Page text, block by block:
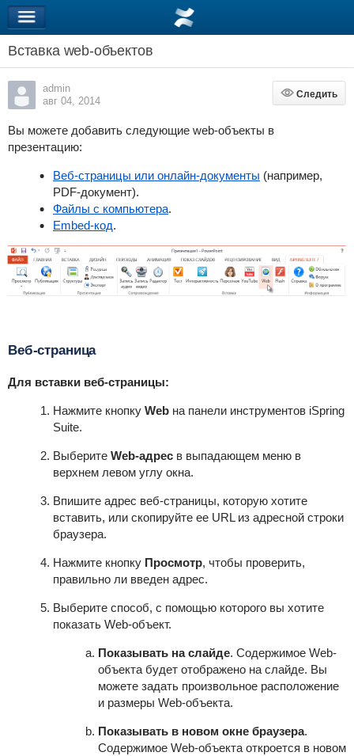
Вставка web-объектов
admin
авг 04, 2014
Следить
Следить
Вы можете добавить следующие web-объекты в
презентацию:
Веб-страницы или онлайн-документы (например,
PDF-документ).
Файлы с компьютера.
Embed-код.
Веб-страница
Для вставки веб-страницы:
Нажмите кнопку Webна панели инструментов iSpring
Suite.
Выберите Web-адресв выпадающем меню в
верхнем левом углу окна.
Впишите адрес веб-страницы, которую хотите
вставить, или скопируйте ее URL из адресной строки
браузера.
Нажмите кнопку Просмотр, чтобы проверить,
правильно ли введен адрес.
Выберите способ, с помощью которого вы хотите
показать Web-объект.
Показывать на слайде. Содержимое Web-
объекта будет отображено на слайде. Вы
можете задать произвольное расположение
и размеры Web-объекта.
Показывать в новом окне браузера.
Содержимое Web-объекта откроется в новом